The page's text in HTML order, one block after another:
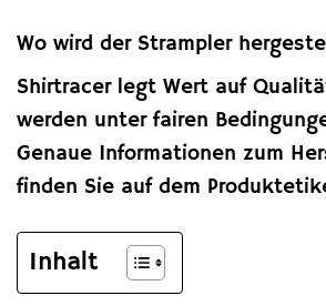
Wo wird der Strampler
Shirtracer legt Wert auf
werden unter fairen
Genaue Informationen zum
finden Sie auf dem
Inhalt